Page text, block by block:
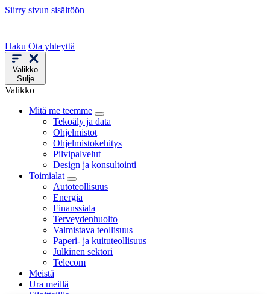
Siirry sivun sisältöön
Haku Ota yhteyttä
Valikko
Sulje
Valikko
Mitä me teemme
Tekoäly ja data
Ohjelmistot
Ohjelmistokehitys
Pilvipalvelut
Design ja konsultointi
Toimialat
Autoteollisuus
Energia
Finanssiala
Terveydenhuolto
Valmistava teollisuus
Paperi- ja kuituteollisuus
Julkinen sektori
Telecom
Meistä
Ura meillä